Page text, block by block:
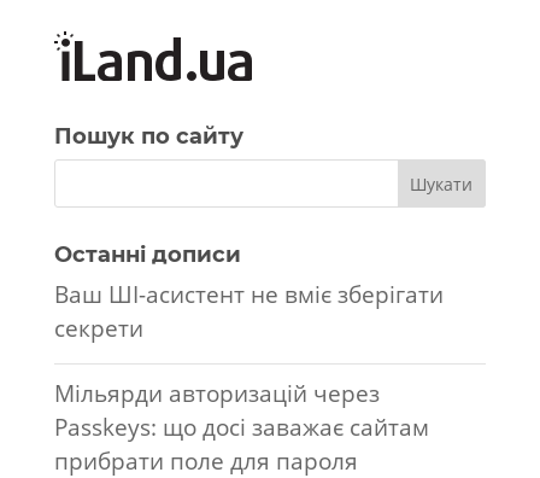
Пошук по сайту
Останні дописи
Ваш ШІ-асистент не вміє зберігати
секрети
Мільярди авторизацій через
Passkeys: що досі заважає сайтам
прибрати поле для пароля